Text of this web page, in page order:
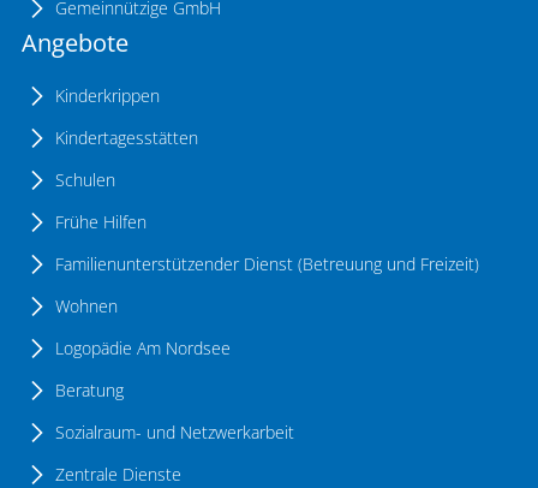
Gemeinnützige GmbH
Angebote
Kinderkrippen
Kindertagesstätten
Schulen
Frühe Hilfen
Familienunterstützender Dienst (Betreuung und Freizeit)
Wohnen
Logopädie Am Nordsee
Beratung
Sozialraum- und Netzwerkarbeit
Zentrale Dienste